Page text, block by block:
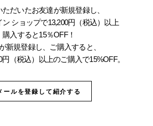
ただいたお友達が新規登録し、
ショップで13,200円（税込）以上
購入すると15％OFF！
新規登録し、ご購入すると、
円（税込）以上のご購入で15%OFF。
ールを登録して紹介する